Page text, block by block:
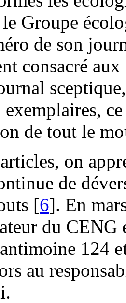
Groupe
de son
consacré
de tout le
on
de
[6]. En
du
124
au